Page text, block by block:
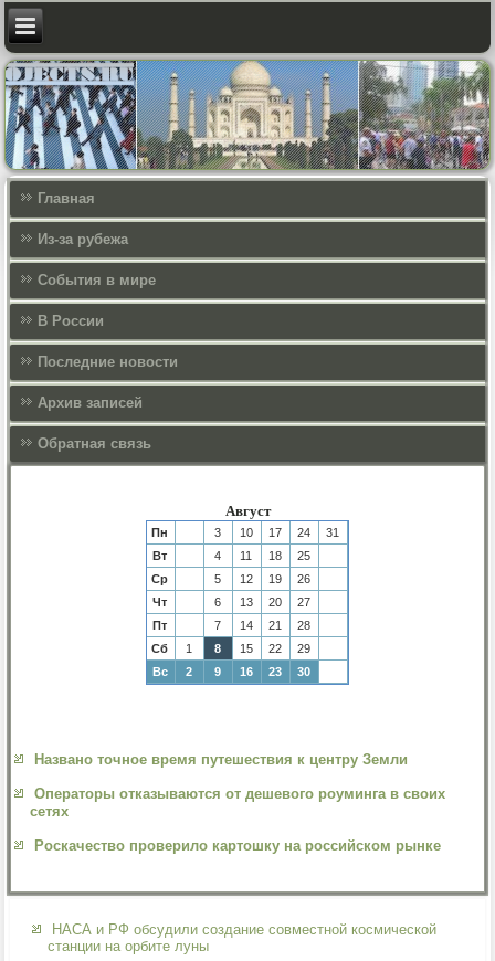
Главная
Из-за рубежа
События в мире
В России
Последние новости
Архив записей
Обратная связь
Август
Пн 3 10 17 24
31
Вт
4 11 18
25
Ср
5 12 19
26
Чт
6 13 20
27
Пт
7 14 21
28
Сб
1 8 15 22
29
Вс
2 9 16 23 30
Названо точное время путешествия к центру Земли
Операторы отказываются от дешевого роуминга в своих
сетях
Роскачество проверило картошку на российском рынке
НАСА и РФ обсудили создание совместной космической
станции на орбите луны